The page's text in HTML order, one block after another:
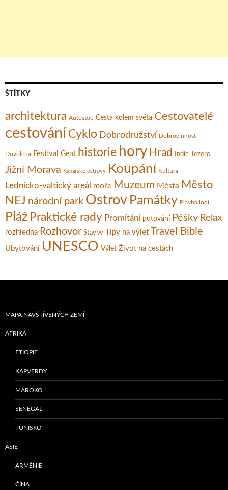
ŠTÍTKY
architektura Autostop Cesta kolem světa Cestovatelé
cestování Cyklo Dobrodružství Dobročinnost
Dovolená Festival Gent historie hory Hrad Indie Jezero
Jižní Morava Kanárské ostrovy Koupání Kultura
Lednicko-valtický areál moře Muzeum Města Město
NEJ národní park Ostrov Památky Plavba lodí
Pláž Praktické rady Promítání putování Pěšky Relax
rozhledna Rozhovor Stavby Tipy na výlet Travel Bible
Ubytování UNESCO Výlet Život na cestách
MAPA NAVŠTÍVENÝCH ZEMÍ
AFRIKA
ETIOPIE
KAPVERDY
MAROKO
SENEGAL
TUNISKO
ASIE
ARMÉNIE
ČÍNA